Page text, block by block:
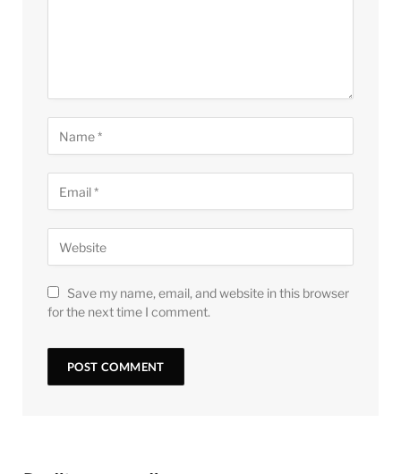
Save my name, email, and website in this browser
for the next time I comment.